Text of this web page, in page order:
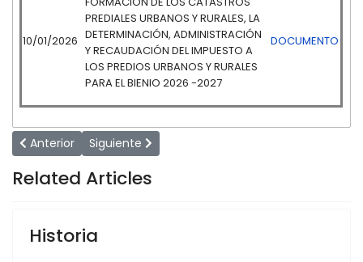
10/01/2026
PREDIALES URBANOS Y RURALES, LA
DETERMINACIÓN, ADMINISTRACIÓN
Y RECAUDACIÓN DEL IMPUESTO A
LOS PREDIOS URBANOS Y RURALES
PARA EL BIENIO 2026 -2027
DOCUMENTO
Artículo anterior: Actas de sesión de concejo
Anterior Artículo siguiente: Directorio Telefónico
Siguiente
Related Articles
Historia